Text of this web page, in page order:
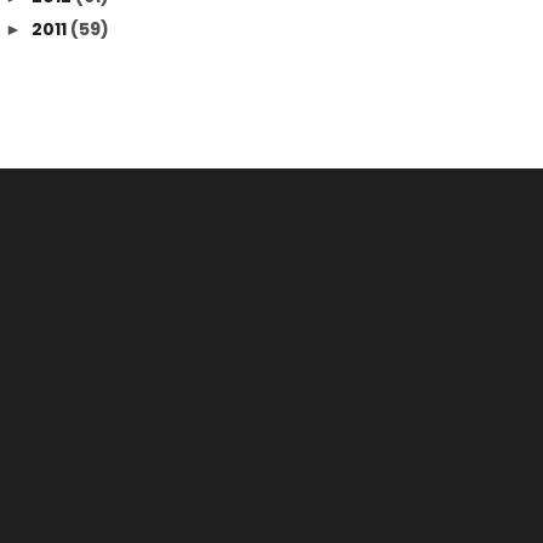
► 2011 (59)